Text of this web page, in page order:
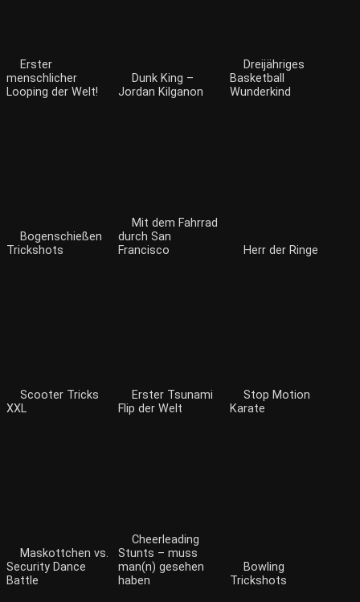
Erster
menschlicher
Looping der Welt!
Dunk King –
Jordan Kilganon
Dreijähriges
Basketball
Wunderkind
Bogenschießen
Trickshots
Mit dem Fahrrad
durch San
Francisco
Herr der Ringe
Scooter Tricks
XXL
Erster Tsunami
Flip der Welt
Stop Motion
Karate
Maskottchen vs.
Security Dance
Battle
Cheerleading
Stunts – muss
man(n) gesehen
haben
Bowling
Trickshots